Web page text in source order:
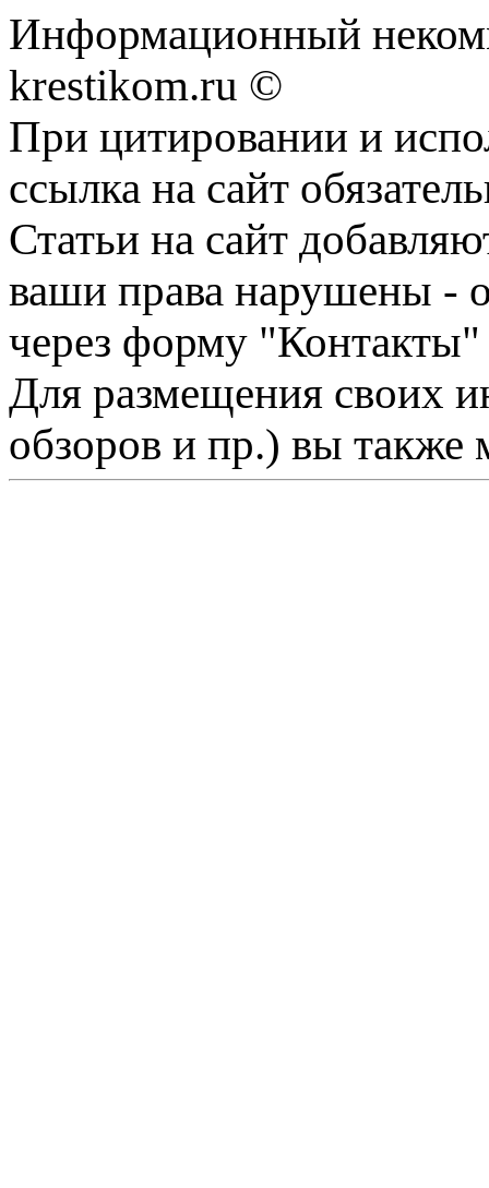
Информационный
krestikom.ru ©
При цитировании и
ссылка на сайт
Статьи на сайт
ваши права нарушены -
через форму "Контакты"
Для размещения своих
обзоров и пр.) вы также